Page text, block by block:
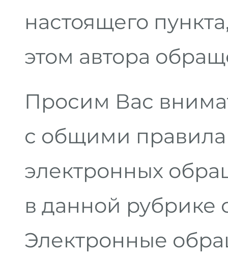
настоящего
этом автора
Просим Вас
с общими
электронных
в данной рубрике
Электронные